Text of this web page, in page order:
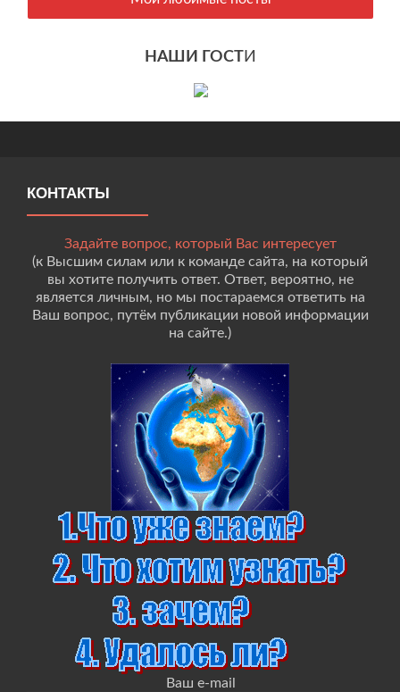
НАШИ ГОСТИ
КОНТАКТЫ
Задайте вопрос, который Вас интересует
(к Высшим силам или к команде сайта, на который
вы хотите получить ответ. Ответ, вероятно, не
является личным, но мы постараемся ответить на
Ваш вопрос, путём публикации новой информации
на сайте.)
Ваш e-mail